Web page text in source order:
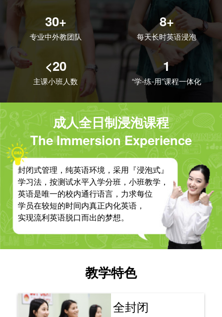
30+
专业中外教团队
8+
每天长时英语浸泡
<20
主课小班人数
1
“学-练-用”课程一体化
成人全日制浸泡课程
The Immersion Experience
封闭式管理，纯英语环境，采用『浸泡式』
学习法，按测试水平入学分班，小班教学，
英语是唯一的校内通行语言，力求每位
学员在较短的时间内真正内化英语，
实现流利英语脱口而出的梦想。
教学特色
全封闭